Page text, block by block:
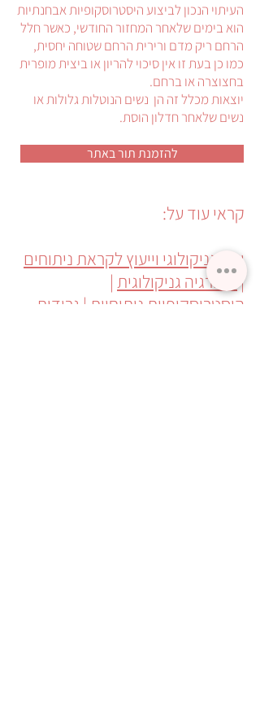
העיתוי הנכון לביצוע היסטרוסקופיות אבחנתיות
הוא בימים שלאחר המחזור החודשי, כאשר חלל
הרחם ריק מדם ורירית הרחם שטוחה יחסית,
כמו כן בעת זו אין סיכוי להריון או ביצית מופרית
בחצוצרה או ברחם.
יוצאות מכלל זה הן נשים הנוטלות גלולות או
נשים שלאחר חדלון הוסת.
להזמנת תור באתר
קראי עוד על:
יעוץ גניקולוגי וייעוץ לקראת ניתוחים
| כירורגיה גניקולוגית |
היסטרוסקופיות ניתוחיות | גרידות